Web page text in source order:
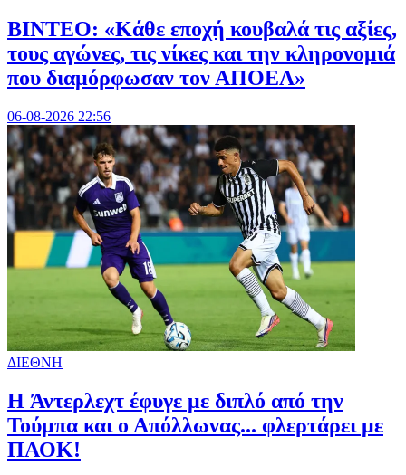
ΒΙΝΤΕΟ: «Κάθε εποχή κουβαλά τις αξίες,
τους αγώνες, τις νίκες και την κληρονομιά
που διαμόρφωσαν τον ΑΠΟΕΛ»
06-08-2026 22:56
ΔΙΕΘΝΗ
H Άντερλεχτ έφυγε με διπλό από την
Τούμπα και ο Απόλλωνας... φλερτάρει με
ΠΑΟΚ!